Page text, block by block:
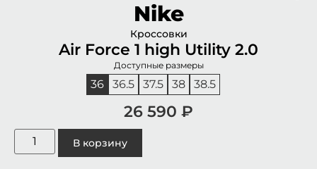
Nike
Кроссовки
Air Force 1 high Utility 2.0
Доступные размеры
36 36.5 37.5 38 38.5
26 590 ₽
В корзину